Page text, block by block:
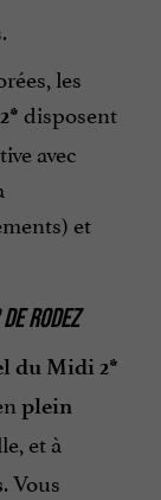
les
disposent
avec
et
RODEZ
du Midi 2*
plein
et à
. Vous